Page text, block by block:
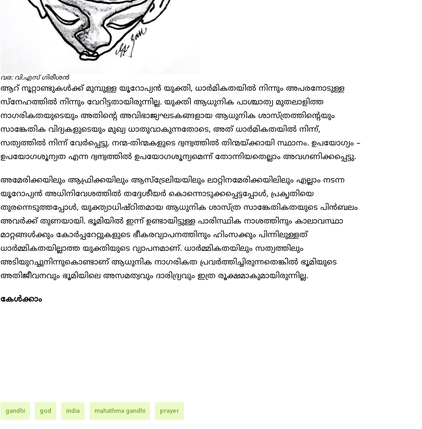
വര: വി.എസ് ​ഗിരീശൻ
ആറ് നൂറ്റാണ്ടുകൾക്ക് മുമ്പുള്ള യൂറോപ്യൻ യുക്തി, ധാർമികതയിൽ നിന്നും അപരനോടുള്ള
സ്നേഹത്തിൽ നിന്നും വേറിട്ടതായിരുന്നില്ല. യുക്തി ആധുനിക പാശ്ചാത്യ മുതലാളിത്ത
നാഗരികതയുടെയും അതിന്റെ അവിഭാജ്യഘടകങ്ങളായ ആധുനിക ശാസ്ത്രത്തിന്റെയും
സാങ്കേതിക വിദ്യകളുടെയും മുഖ്യ ധാതുവാകുന്നതോടെ, അത് ധാർമികതയിൽ നിന്ന്,
സത്യത്തിൽ നിന്ന് വേർപ്പെട്ടു. നന്മ-തിന്മകളുടെ ദ്വന്ദ്വത്തിൽ തിന്മയ്ക്കായി സ്ഥാനം. ഉപയോഗ്യം –
ഉപയോഗശൂന്യത എന്ന ദ്വന്ദ്വത്തിൽ ഉപയോഗശൂന്യമെന്ന് തോന്നിയതെല്ലാം അവഗണിക്കപ്പെട്ടു.
അമേരിക്കയിലും ആഫ്രിക്കയിലും ആസ്ട്രേലിയയിലും ലാറ്റിനമേരിക്കയിലിലും എല്ലാം നടന്ന
യൂറോപ്യൻ അധിനിവേശത്തിൽ തദ്ദേശീയർ കൊന്നൊടുക്കപ്പെട്ടപ്പോൾ, പ്രകൃതിയെ
തുരന്നെടുത്തപ്പോൾ, യുക്ത്യാധിഷ്ഠിതമായ ആധുനിക ശാസ്ത്ര സാങ്കേതികതയുടെ പിൻബലം
അവർക്ക് തുണയായി. ഭൂമിയിൽ ഇന്ന് ഉണ്ടായിട്ടുള്ള പാരിസ്ഥിക നാശത്തിനും കാലാവസ്ഥാ
മാറ്റങ്ങൾക്കും കോർപ്പറേറ്റുകളുടെ ഭീകരവ്യാപനത്തിനും ഹിംസക്കും പിന്നിലുള്ളത്
ധാർമ്മികതയില്ലാത്ത യുക്തിയുടെ വ്യാപനമാണ്. ധാർമ്മികതയിലും സത്യത്തിലും
അടിയുറച്ചുനിന്നുകൊണ്ടാണ് ആധുനിക നാഗരികത പ്രവർത്തിച്ചിരുന്നതെങ്കിൽ ഭൂമിയുടെ
അതിജീവനവും ഭൂമിയിലെ അസമത്വവും ദാരിദ്ര്യവും ഇത്ര രൂക്ഷമാകുമായിരുന്നില്ല.
കേൾക്കാം
gandhi god india mahathma gandhi prayer